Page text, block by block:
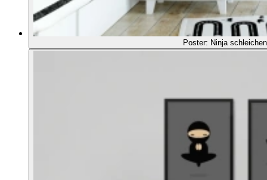
Poster: Ninja